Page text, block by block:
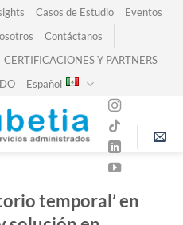
Casos de Estudio
Eventos
Contáctanos
CERTIFICACIONES Y PARTNERS
Español
temporal’ en